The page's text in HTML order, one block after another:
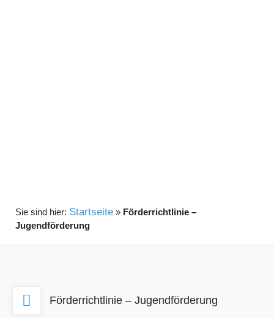
Startseite» Förderrichtlinie –
Jugendförderung
Förderrichtlinie – Jugendförderung